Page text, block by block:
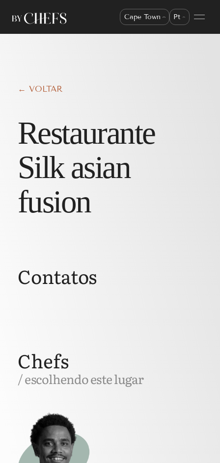
Cape Town Pt
← VOLTAR
Restaurante
Silk asian
fusion
Chefs
/ escolhendo este lugar
Contatos